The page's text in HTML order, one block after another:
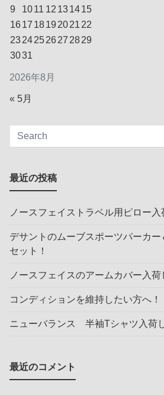
2026年8月
9
1011 12 131415
1617 1819 2021 22
2324252627 2829
3031
« 5月
最近の投稿
ノースフェイストラベル用ピロー入
デサントのムーブスポーツパーカ
セット！
ノースフェイスのアームカバー入荷
コンディションを維持したい方へ！
ニューバランス 半袖Tシャツ入荷
最近のコメント